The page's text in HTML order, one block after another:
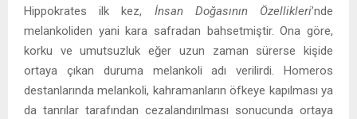
Hippokrates ilk kez, İnsan Doğasının Özellikleri’nde
melankoliden yani kara safradan bahsetmiştir. Ona göre,
korku ve umutsuzluk eğer uzun zaman sürerse kişide
ortaya çıkan duruma melankoli adı verilirdi. Homeros
destanlarında melankoli, kahramanların öfkeye kapılması ya
da tanrılar tarafından cezalandırılması sonucunda ortaya